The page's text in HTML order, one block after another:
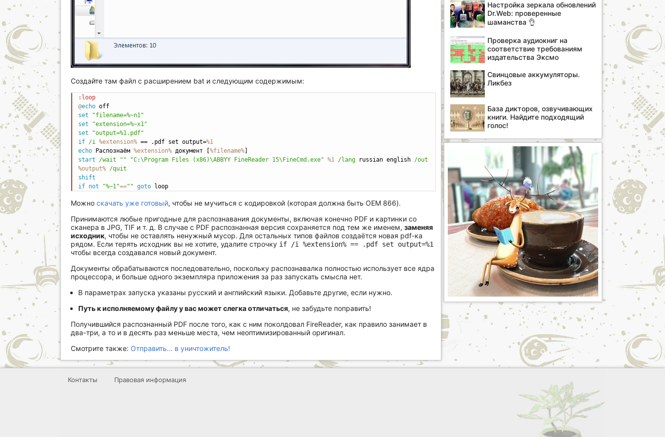
Создайте там файл с расширением bat и следующим содержимым:
:loop
@echo off
set
"filename=%~n1"
set
"extension=%~x1"
set
"output=%1.pdf"
if /i %extension% == .pdf set output=%1
echo Распознаём %extension% документ [ %filename%
start
/wait "" "C:\Program Files (x86)\ABBYY FineReader 15\FineCmd.exe" %1 /lang russian english /out
%output% /quit
shift
if not "%~1"=="" goto loop
Можно скачать уже готовый, чтобы не мучиться с кодировкой (которая должна быть OEM 866).
Принимаются любые пригодные для распознавания документы, включая конечно PDF и картинки со
сканера в JPG, TIF и т. д. В случае с PDF распознанная версия сохраняется под тем же именем, заменяя
исходник, чтобы не оставлять ненужный мусор. Для остальных типов файлов создаётся новая pdf-ка
рядом. Если терять исходник вы не хотите, удалите строчку if /i %extension% == .pdf set output=%1
чтобы всегда создавался новый документ.
Документы обрабатываются последовательно, поскольку распознавалка полностью использует все ядра
процессора, и больше одного экземпляра приложения за раз запускать смысла нет.
В параметрах запуска указаны русский и английский языки. Добавьте другие, если нужно.
Путь к исполняемому файлу у вас может слегка отличаться, не забудьте поправить!
Получившийся распознанный PDF после того, как с ним поколдовал FireReader, как правило занимает в
два-три, а то и в десять раз меньше места, чем неоптимизированный оригинал.
Смотрите также: Отправить... в уничтожитель!
Настройка зеркала обновлений
Dr.Web: проверенные
шаманства 👌
Проверка аудиокниг на
соответствие требованиям
издательства Эксмо
Свинцовые аккумуляторы.
Ликбез
База дикторов, озвучивающих
книги. Найдите подходящий
голос!
Контакты Правовая информация